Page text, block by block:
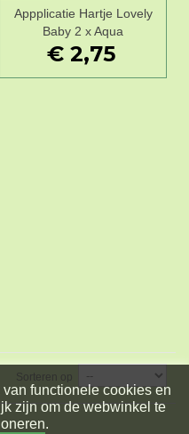
Appplicatie Hartje Lovely
Baby 2 x Aqua
€ 2,75
Sorteren op
functionele cookies en
zijn om de webwinkel te